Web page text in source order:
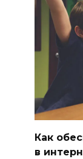
Как
в